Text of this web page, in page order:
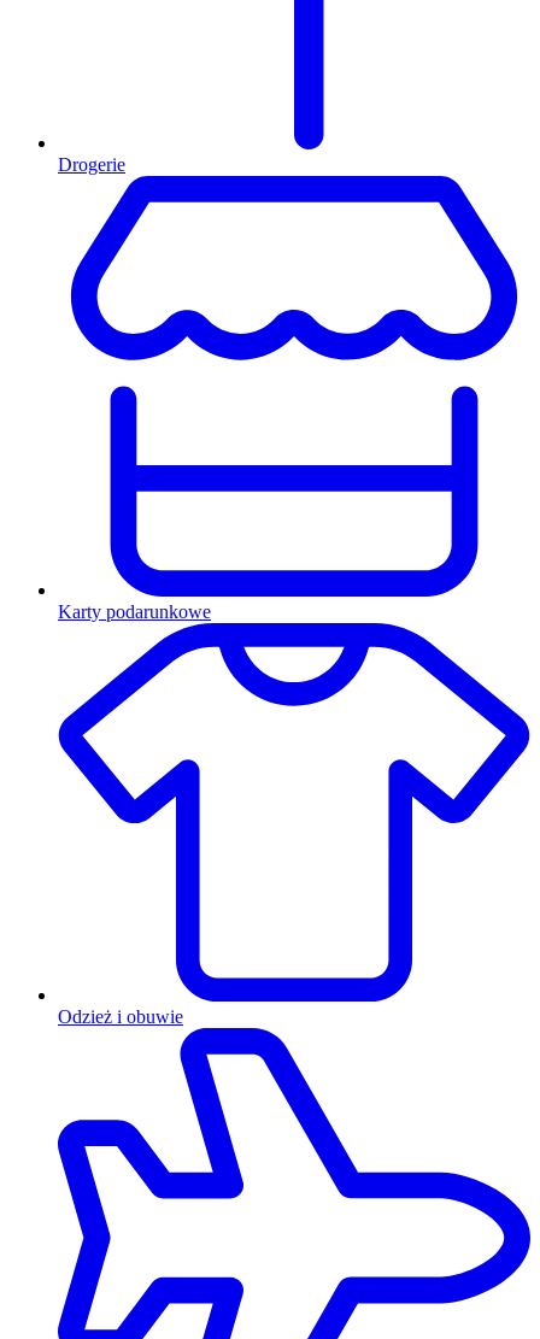
Drogerie
Karty podarunkowe
Odzież i obuwie